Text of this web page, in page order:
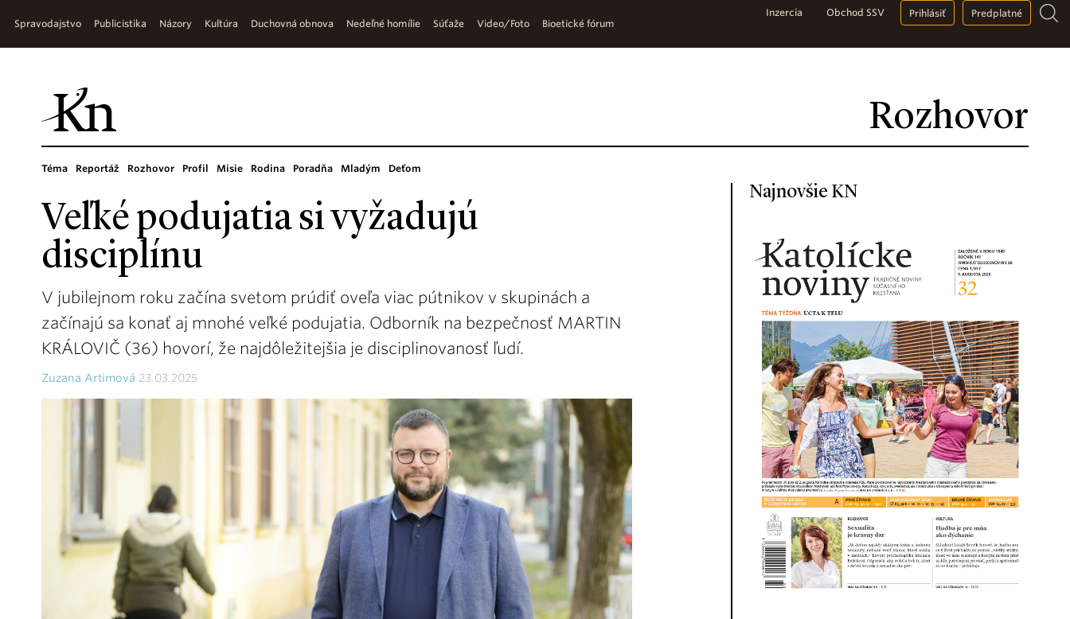
Rozhovor
Spravodajstvo Publicistika Názory Kultúra Duchovná obnova Nedeľné homílie Súťaže Video/Foto Bioetické fórum
Inzercia Obchod SSV Prihlásiť Predplatné
Téma Reportáž Rozhovor Profil Misie Rodina Poradňa Mladým Deťom
Veľké podujatia si vyžadujú
disciplínu
V jubilejnom roku začína svetom prúdiť oveľa viac pútnikov v skupinách a
začínajú sa konať aj mnohé veľké podujatia. Odborník na bezpečnosť MARTIN
KRÁLOVIČ (36) hovorí, že najdôležitejšia je disciplinovanosť ľudí.
Zuzana Artimová 23.03.2025
Najnovšie KN